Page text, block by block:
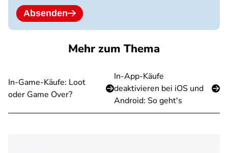
Absenden
Mehr zum Thema
In-Game-Käufe: Loot
oder Game Over?
In-App-Käufe
deaktivieren bei iOS und
Android: So geht's